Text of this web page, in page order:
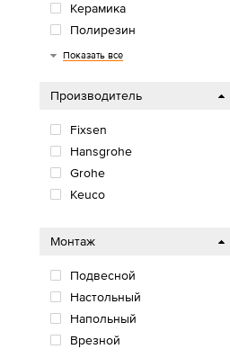
Керамика
Полирезин
Хрусталь
Показать все
Производитель
Fixsen
Hansgrohe
Grohe
Keuco
Монтаж
Подвесной
Настольный
Напольный
Врезной